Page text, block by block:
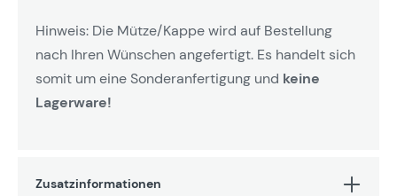
Hinweis: Die Mütze/Kappe wird auf Bestellung
nach Ihren Wünschen angefertigt. Es handelt sich
somit um eine Sonderanfertigung und keine
Lagerware!
Zusatzinformationen